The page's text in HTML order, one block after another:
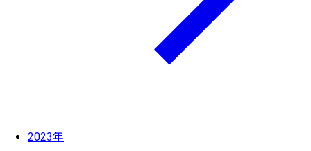
2023年